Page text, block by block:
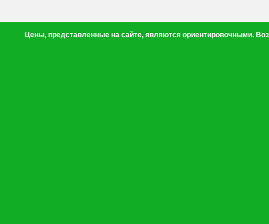
Цены, представленные на сайте, являются ориентировочными.